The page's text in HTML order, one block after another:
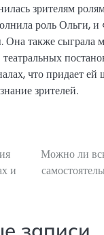
зрителям
роль Ольги, и
Она также сыграла
что придает
зрителей.
и
Можно ли